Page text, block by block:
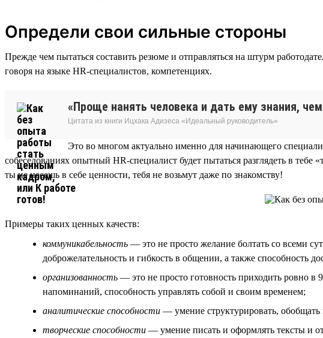
Определи свои сильные стороны
Прежде чем пытаться составить резюме и отправляться на штурм
говоря на языке HR-специалистов, компетенциях.
«Проще нанять человека и дать ему знания,
Цитата из книги Ицхака Адизеса «Идеальный руководитель»
Это во многом актуально именно для начинающего
собеседованиях опытный HR-специалист будет пытаться разглядеть в
ты не несешь в себе ценности, тебя не возьмут даже по знакомству!
Примеры таких ценных качеств:
коммуникабельность — это не просто желание болтать со всеми
доброжелательность и гибкость в общении, а также способность
организованность — это не просто готовность приходить ровно в
напоминаний, способность управлять собой и своим временем;
аналитические способности — умение структурировать, обобщать
творческие способности — умение писать и оформлять тексты и